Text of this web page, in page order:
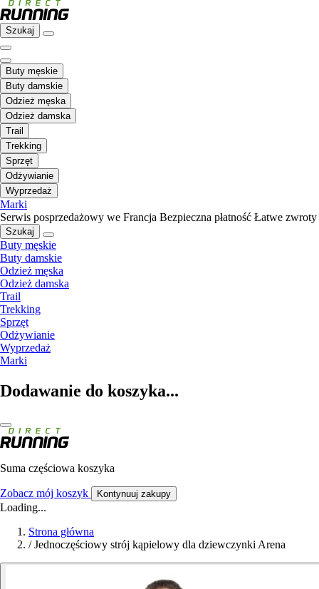
Szukaj
Buty męskie
Buty damskie
Odzież męska
Odzież damska
Trail
Trekking
Sprzęt
Odżywianie
Wyprzedaż
Marki
Serwis posprzedażowy we Francja Bezpieczna płatność Łatwe zwroty
Szukaj
Buty męskie
Buty damskie
Odzież męska
Odzież damska
Trail
Trekking
Sprzęt
Odżywianie
Wyprzedaż
Marki
Dodawanie do koszyka...
Suma częściowa koszyka
Zobacz mój koszyk Kontynuuj zakupy
Loading...
Strona główna
/ Jednoczęściowy strój kąpielowy dla dziewczynki Arena